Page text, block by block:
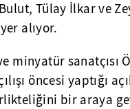
Tülay İlkar ve
alıyor.
minyatür sanatçısı
öncesi yaptığı
bir araya